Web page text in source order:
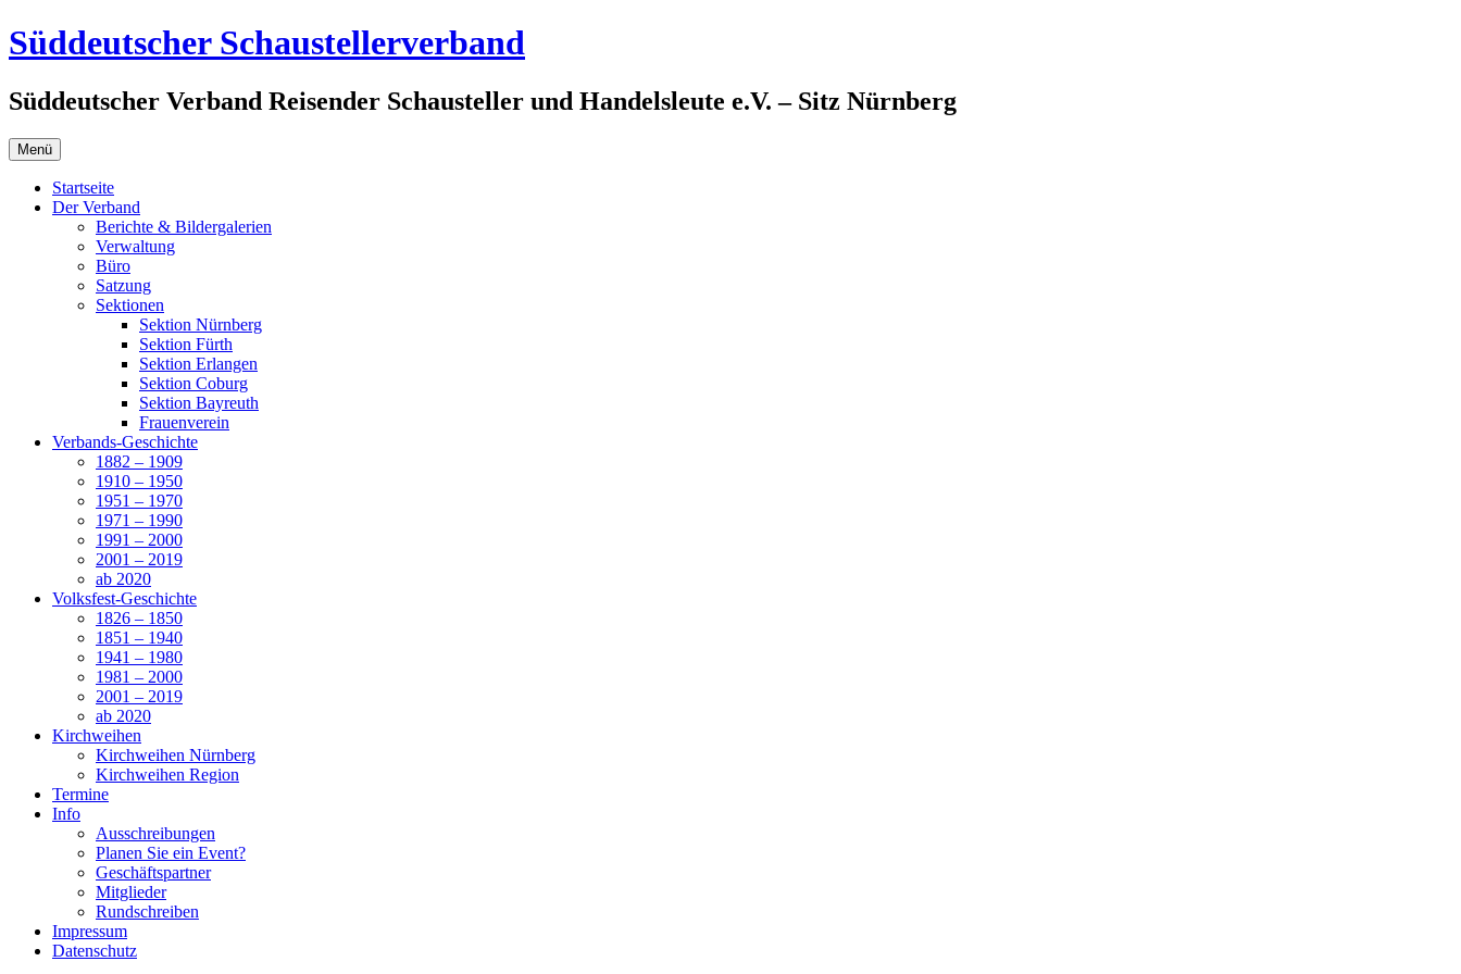
Zum
Inhalt
Süddeutscher Schaustellerverband
Süddeutscher Verband Reisender Schausteller und Handelsleute e.V. – Sitz Nürnberg
Menü
Startseite
Der Verband
Berichte & Bildergalerien
Verwaltung
Büro
Satzung
Sektionen
Sektion Nürnberg
Sektion Fürth
Sektion Erlangen
Sektion Coburg
Sektion Bayreuth
Frauenverein
Verbands-Geschichte
1882 – 1909
1910 – 1950
1951 – 1970
1971 – 1990
1991 – 2000
2001 – 2019
ab 2020
Volksfest-Geschichte
1826 – 1850
1851 – 1940
1941 – 1980
1981 – 2000
2001 – 2019
ab 2020
Kirchweihen
Kirchweihen Nürnberg
Kirchweihen Region
Termine
Info
Ausschreibungen
Planen Sie ein Event?
Geschäftspartner
Mitglieder
Rundschreiben
Impressum
Datenschutz